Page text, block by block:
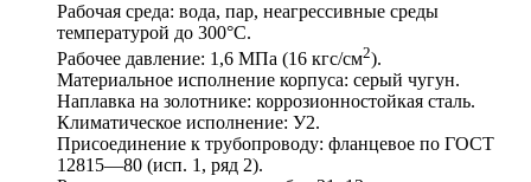
Рабочая среда: вода, пар, неагрессивные среды
температурой до 300°С.
Рабочее давление: 1,6 МПа (16 кгс/см2).
Материальное исполнение корпуса: серый чугун.
Наплавка на золотнике: коррозионностойкая сталь.
Климатическое исполнение: У2.
Присоединение к трубопроводу: фланцевое по ГОСТ
12815—80 (исп. 1, ряд 2).